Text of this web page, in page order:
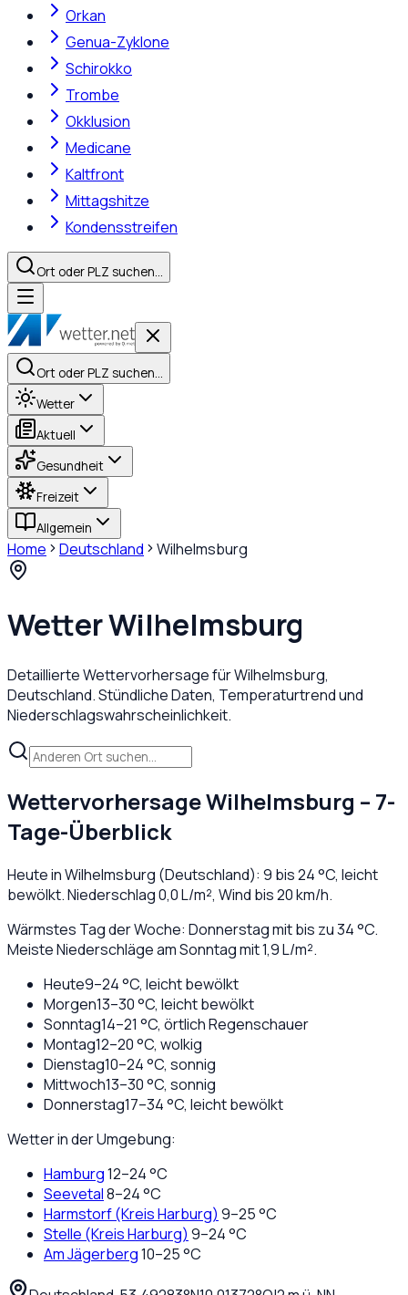
Orkan
Genua-Zyklone
Schirokko
Trombe
Okklusion
Medicane
Kaltfront
Mittagshitze
Kondensstreifen
Ort oder PLZ suchen…
Ort oder PLZ suchen…
Wetter
Aktuell
Gesundheit
Freizeit
Allgemein
Home Deutschland Wilhelmsburg
WetterWilhelmsburg
Detaillierte Wettervorhersage fürWilhelmsburg,
Deutschland. Stündliche Daten, Temperaturtrend und
Niederschlagswahrscheinlichkeit.
WettervorhersageWilhelmsburg – 7-
Tage-Überblick
Heute inWilhelmsburg (Deutschland): 9 bis24°C, leicht
bewölkt. Niederschlag0,0L/m², Wind bis20km/h.
Wärmstes Tag der Woche: Donnerstag mit bis zu 34 °C.
Meiste Niederschläge am Sonntag mit 1,9 L/m².
Heute9–24°C, leicht bewölkt
Morgen13–30°C, leicht bewölkt
Sonntag14–21 °C, örtlich Regenschauer
Montag12–20°C, wolkig
Dienstag10–24°C, sonnig
Mittwoch13–30°C, sonnig
Donnerstag17–34°C, leicht bewölkt
Wetter in der Umgebung:
Hamburg12–24°C
Seevetal8–24°C
Harmstorf (Kreis Harburg) 9–25°C
Stelle (Kreis Harburg) 9–24°C
Am Jägerberg10–25°C